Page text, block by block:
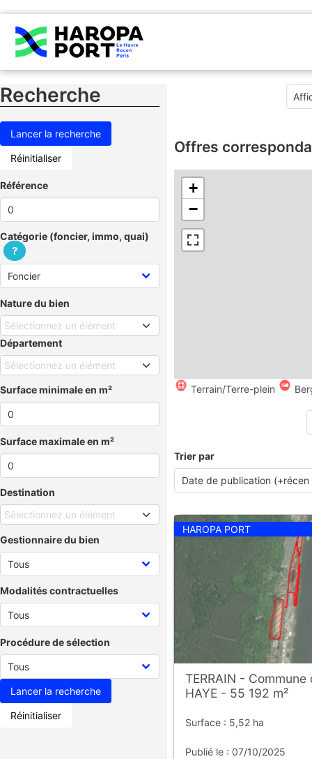
Recherche
Réinitialiser
Référence
Catégorie (foncier, immo, quai)
?
Nature du bien
Sélectionnez un élément
Département
Sélectionnez un élément
Surface minimale en m²
Surface maximale en m²
Destination
Sélectionnez un élément
Gestionnaire du bien
Modalités contractuelles
Procédure de sélection
Réinitialiser
Offres
+
−
Terrain/Terre-plein
Trier par
HAROPA PORT
TERRAIN - Commune
HAYE - 55 192 m²
Surface : 5,52 ha
Publié le : 07/10/2025